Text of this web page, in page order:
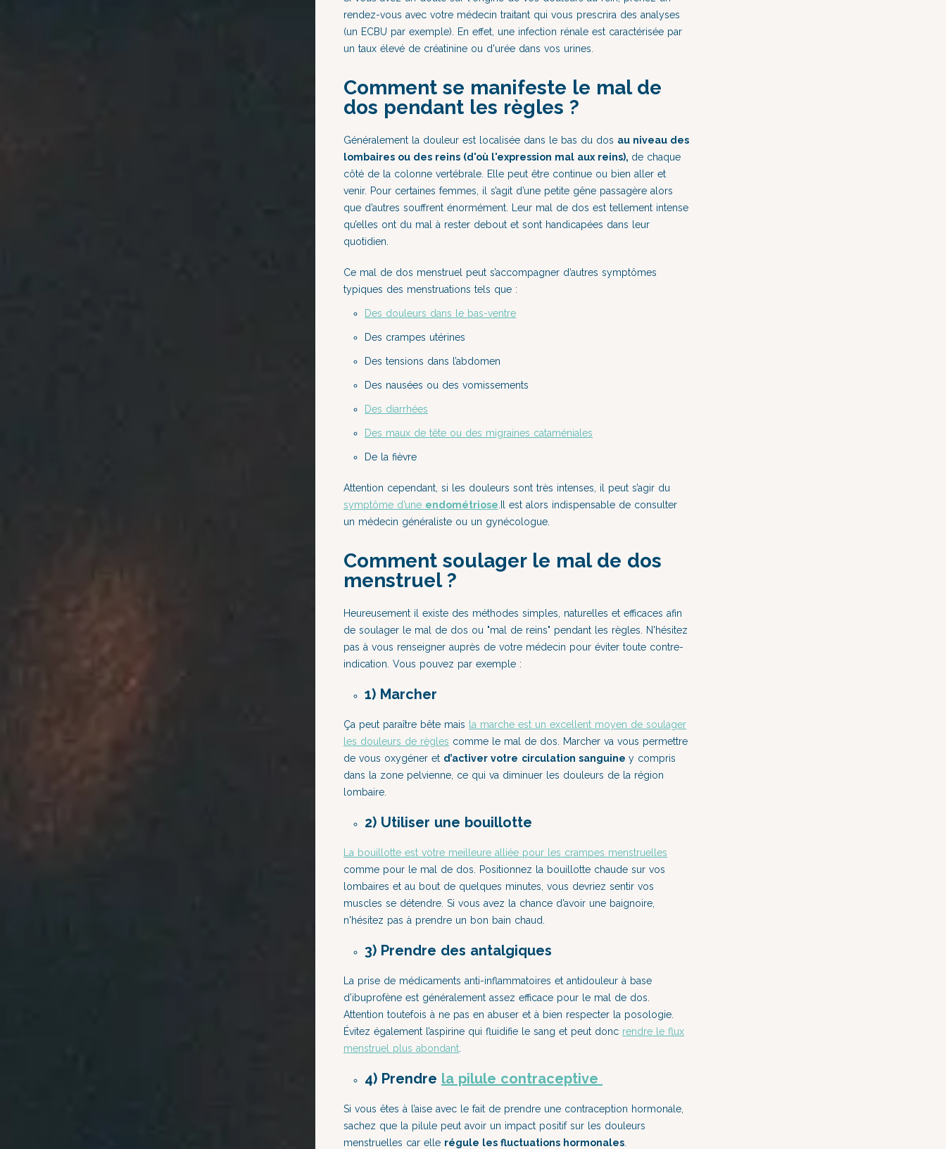
rendez-vous avec votre médecin traitant qui vous prescrira des analyses
(un ECBU par exemple). En effet, une infection rénale est caractérisée par
un taux élevé de créatinine ou d'urée dans vos urines.
Comment se manifeste le mal de
dos pendant les règles ?
Généralement la douleur est localisée dans le bas du dos au niveau des
lombaires ou des reins (d'où l'expression mal aux reins), de chaque
côté de la colonne vertébrale. Elle peut être continue ou bien aller et
venir. Pour certaines femmes, il s’agit d’une petite gêne passagère alors
que d’autres souffrent énormément. Leur mal de dos est tellement intense
qu’elles ont du mal à rester debout et sont handicapées dans leur
quotidien.
Ce mal de dos menstruel peut s’accompagner d’autres symptômes
typiques des menstruations tels que :
Des douleurs dans le bas-ventre
Des crampes utérines
Des tensions dans l’abdomen
Des nausées ou des vomissements
Des diarrhées
Des maux de tête ou des migraines cataméniales
De la fièvre
Attention cependant, si les douleurs sont très intenses, il peut s’agir du
symptôme d’une endométriose .Il est alors indispensable de consulter
un médecin généraliste ou un gynécologue.
Comment soulager le mal de dos
menstruel ?
Heureusement il existe des méthodes simples, naturelles et efficaces afin
de soulager le mal de dos ou "mal de reins" pendant les règles. N'hésitez
pas à vous renseigner auprès de votre médecin pour éviter toute contre-
indication. Vous pouvez par exemple :
1) Marcher
Ça peut paraître bête mais
la marche est un excellent moyen de soulager
les douleurs de règles comme le mal de dos. Marcher va vous permettre
de vous oxygéner et d’activer votre circulation sanguine y compris
dans la zone pelvienne, ce qui va diminuer les douleurs de la région
lombaire.
2) Utiliser une bouillotte
La bouillotte est votre meilleure alliée pour les crampes menstruelles
comme pour le mal de dos. Positionnez la bouillotte chaude sur vos
lombaires et au bout de quelques minutes, vous devriez sentir vos
muscles se détendre. Si vous avez la chance d’avoir une baignoire,
n'hésitez pas à prendre un bon bain chaud.
3) Prendre des antalgiques
La prise de médicaments anti-inflammatoires et antidouleur à base
d’ibuprofène est généralement assez efficace pour le mal de dos.
Attention toutefois à ne pas en abuser et à bien respecter la posologie.
Évitez également l’aspirine qui fluidifie le sang et peut donc rendre le flux
menstruel plus abondant
4) Prendre la pilule contraceptive
Si vous êtes à l’aise avec le fait de prendre une contraception hormonale,
sachez que la pilule peut avoir un impact positif sur les douleurs
menstruelles car elle régule les fluctuations hormonales